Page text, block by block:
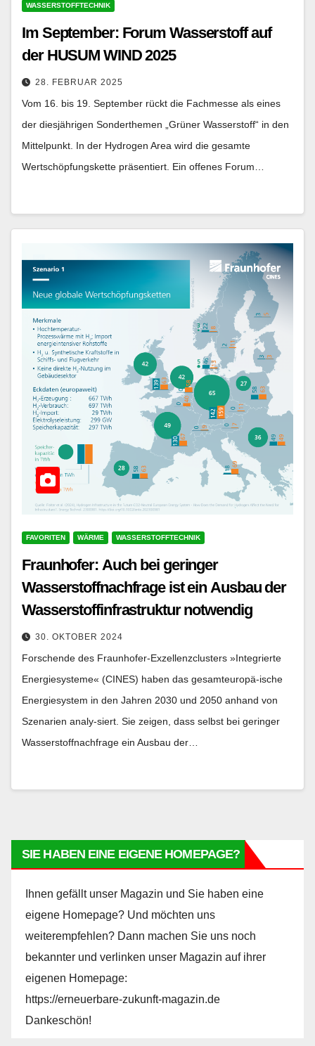
WASSERSTOFFTECHNIK
Im September: Forum Wasserstoff auf
der HUSUM WIND 2025
28. FEBRUAR 2025
Vom 16. bis 19. September rückt die Fachmesse als eines
der diesjährigen Sonderthemen „Grüner Wasserstoff“ in den
Mittelpunkt. In der Hydrogen Area wird die gesamte
Wertschöpfungskette präsentiert. Ein offenes Forum…
FAVORITEN WÄRME WASSERSTOFFTECHNIK
Fraunhofer: Auch bei geringer
Wasserstoffnachfrage ist ein Ausbau der
Wasserstoffinfrastruktur notwendig
30. OKTOBER 2024
Forschende des Fraunhofer-Exzellenzclusters »Integrierte
Energiesysteme« (CINES) haben das gesamteuropä-ische
Energiesystem in den Jahren 2030 und 2050 anhand von
Szenarien analy-siert. Sie zeigen, dass selbst bei geringer
Wasserstoffnachfrage ein Ausbau der…
SIE HABEN EINE EIGENE HOMEPAGE?
Ihnen gefällt unser Magazin und Sie haben eine
eigene Homepage? Und möchten uns
weiterempfehlen? Dann machen Sie uns noch
bekannter und verlinken unser Magazin auf ihrer
eigenen Homepage:
https://erneuerbare-zukunft-magazin.de
Dankeschön!